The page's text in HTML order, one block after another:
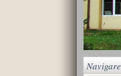
Navigare